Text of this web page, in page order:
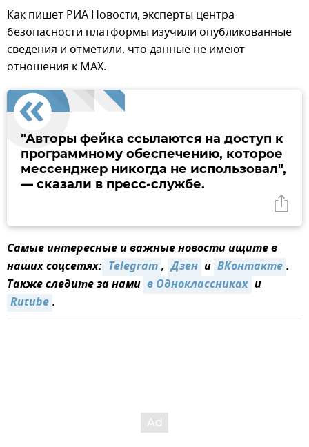
Как пишет РИА Новости, эксперты центра
безопасности платформы изучили опубликованные
сведения и отметили, что данные не имеют
отношения к MAX.
"Авторы фейка ссылаются на доступ к
программному обеспечению, которое
мессенджер никогда не использовал",
— сказали в пресс-службе.
Самые интересные и важные новости ищите в
наших соцсетях: Telegram, Дзен и ВКонтакте.
Также следите за нами в Одноклассниках и
Rutube.